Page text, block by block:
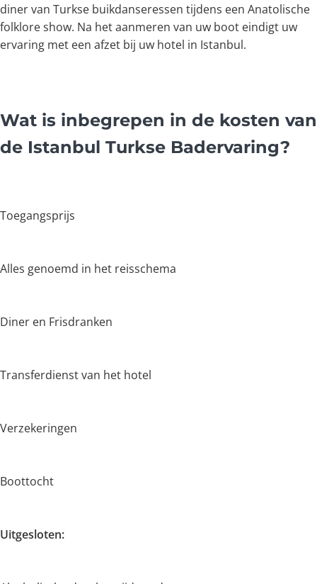
diner van Turkse buikdanseressen tijdens een Anatolische
folklore show. Na het aanmeren van uw boot eindigt uw
ervaring met een afzet bij uw hotel in Istanbul.
Wat is inbegrepen in de kosten van
de Istanbul Turkse Badervaring?
Toegangsprijs
Alles genoemd in het reisschema
Diner en Frisdranken
Transferdienst van het hotel
Verzekeringen
Boottocht
Uitgesloten: